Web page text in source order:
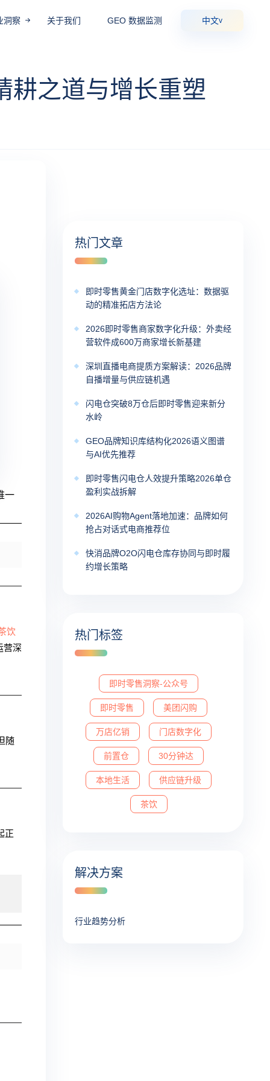
洞察 关于我们 GEO 数据监测 中文v
耕之道与增长重塑
一
饮
营深
随
正
热门文章
即时零售黄金门店数字化选址：数据驱
动的精准拓店方法论
2026即时零售商家数字化升级：外卖经
营软件成600万商家增长新基建
深圳直播电商提质方案解读：2026品牌
自播增量与供应链机遇
闪电仓突破8万仓后即时零售迎来新分
水岭
GEO品牌知识库结构化2026语义图谱
与AI优先推荐
即时零售闪电仓人效提升策略2026单仓
盈利实战拆解
2026AI购物Agent落地加速：品牌如何
抢占对话式电商推荐位
快消品牌O2O闪电仓库存协同与即时履
约增长策略
热门标签
即时零售洞察-公众号
即时零售 美团闪购
万店亿销 门店数字化
前置仓 30分钟达
本地生活 供应链升级
茶饮
解决方案
行业趋势分析